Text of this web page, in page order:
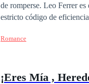
de romperse. Leo Ferrer
estricto código de
su brillante y reservada
se ha convertido en su
Romance
¡Eres Mía ,